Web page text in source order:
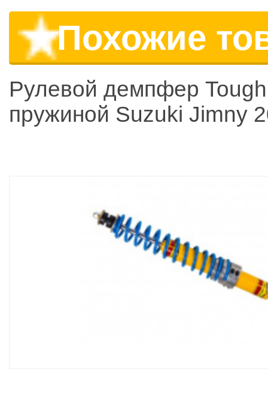
Похожие
Рулевой демпфер
пружиной Suzuki Jimny